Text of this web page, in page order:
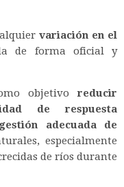
variación en el
de forma oficial y
objetivoreducir
de respuesta
gestión adecuada de
especialmente
de ríos durante